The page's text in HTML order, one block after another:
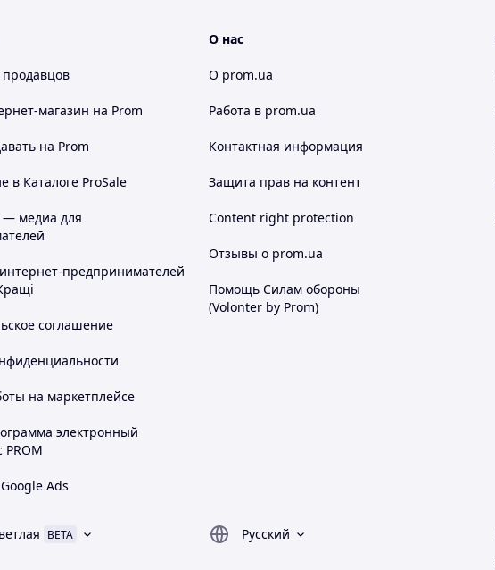
магазин на Prom
на Prom
в Каталоге ProSale
— медиа для
предпринимателей
соглашение
на маркетплейсе
электронный
PROM
Ads
О нас
О prom.ua
Работа в prom.ua
Контактная информация
Защита прав на контент
Content right protection
Отзывы о prom.ua
Помощь Силам обороны
(Volonter by Prom)
BETA
Русский